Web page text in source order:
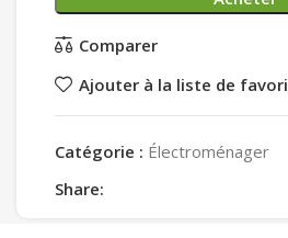
Comparer
Ajouter à la liste de favori
Catégorie : Électroménager
Share: